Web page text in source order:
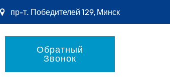
пр-т. Победителей 129, Минск
Обратный
Звонок